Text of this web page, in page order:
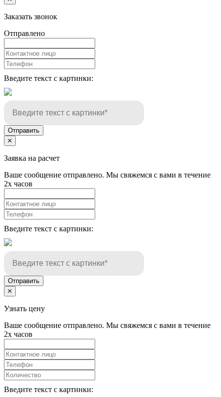
Заказать звонок
Отправлено
Введите текст с картинки:
Отправить
Заявка на расчет
Ваше сообщение отправлено. Мы свяжемся с вами в течение
2х часов
Введите текст с картинки:
Отправить
Узнать цену
Ваше сообщение отправлено. Мы свяжемся с вами в течение
2х часов
Введите текст с картинки: